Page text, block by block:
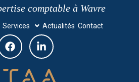
comptable à Wavre
Services Actualités Contact